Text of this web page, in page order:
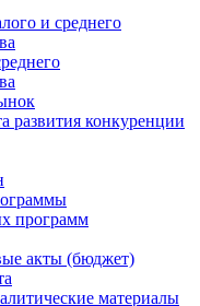
и среднего
развития конкуренции
программ
акты (бюджет)
материалы